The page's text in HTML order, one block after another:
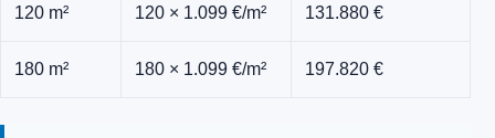
120 m² 120 × 1.099 €/m² 131.880 €
180 m² 180 × 1.099 €/m² 197.820 €